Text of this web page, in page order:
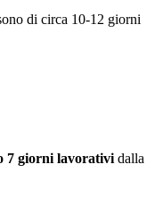
di circa 10-12 giorni
7 giorni lavorativi dalla